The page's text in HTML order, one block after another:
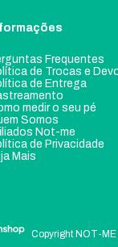
Frequentes
de Trocas e
de Entrega
medir o seu pé
Somos
Not-me
de Privacidade
Mais
Copyright NOT-